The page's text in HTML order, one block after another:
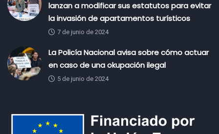
lanzan a modificar sus estatutos para evitar
la invasión de apartamentos turísticos
7 de junio de 2024
La Policía Nacional avisa sobre cómo actuar
en caso de una okupación ilegal
5 de junio de 2024